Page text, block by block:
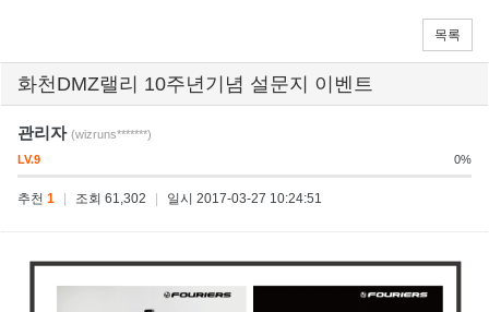
목록
화천DMZ랠리 10주년기념 설문지 이벤트
관리자 (wizruns*******)
LV.9
0%
추천 1 조회 61,302 일시 2017-03-27 10:24:51